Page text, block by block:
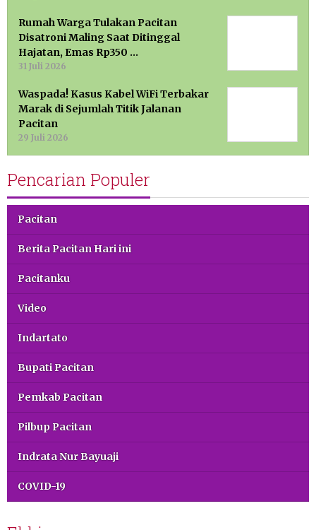
Rumah Warga Tulakan Pacitan
Disatroni Maling Saat Ditinggal
Hajatan, Emas Rp350 …
31 Juli 2026
Waspada! Kasus Kabel WiFi Terbakar
Marak di Sejumlah Titik Jalanan
Pacitan
29 Juli 2026
Pencarian Populer
Pacitan
Berita Pacitan Hari ini
Pacitanku
Video
Indartato
Bupati Pacitan
Pemkab Pacitan
Pilbup Pacitan
Indrata Nur Bayuaji
COVID-19